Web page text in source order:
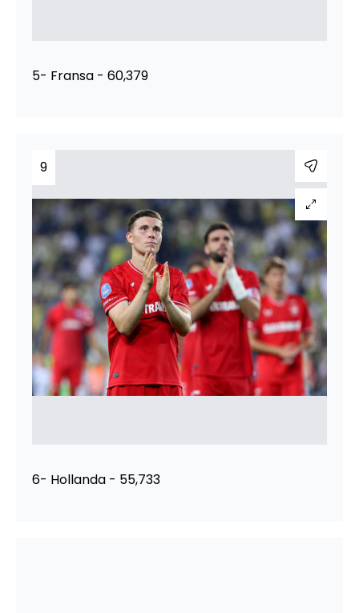
5- Fransa - 60,379
9
6- Hollanda - 55,733